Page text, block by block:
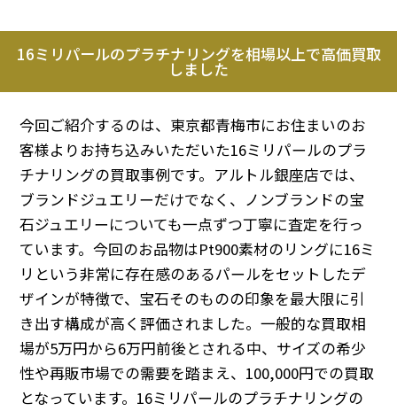
16ミリパールのプラチナリングを相場以上で高価買取
しました
今回ご紹介するのは、東京都青梅市にお住まいのお
客様よりお持ち込みいただいた16ミリパールのプラ
チナリングの買取事例です。アルトル銀座店では、
ブランドジュエリーだけでなく、ノンブランドの宝
石ジュエリーについても一点ずつ丁寧に査定を行っ
ています。今回のお品物はPt900素材のリングに16ミ
リという非常に存在感のあるパールをセットしたデ
ザインが特徴で、宝石そのものの印象を最大限に引
き出す構成が高く評価されました。一般的な買取相
場が5万円から6万円前後とされる中、サイズの希少
性や再販市場での需要を踏まえ、100,000円での買取
となっています。16ミリパールのプラチナリングの